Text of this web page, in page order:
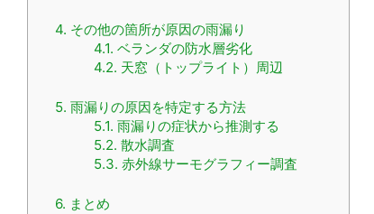
4. その他の箇所が原因の雨漏り
4.1. ベランダの防水層劣化
4.2. 天窓（トップライト）周辺
5. 雨漏りの原因を特定する方法
5.1. 雨漏りの症状から推測する
5.2. 散水調査
5.3. 赤外線サーモグラフィー調査
6. まとめ